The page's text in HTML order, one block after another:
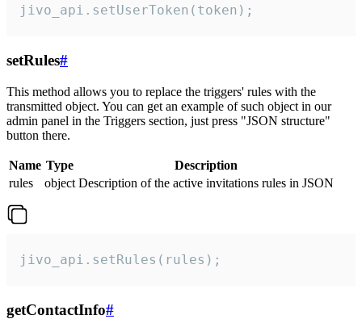
jivo_api.setUserToken(token);
setRules#
This method allows you to replace the triggers' rules with the
transmitted object. You can get an example of such object in our
admin panel in the Triggers section, just press "JSON structure"
button there.
Name Type
Description
rules
object Description of the active invitations rules in JSON
jivo_api.setRules(rules);
getContactInfo#